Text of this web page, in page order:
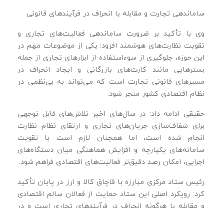
ساماندهی تجارت و مقابله با انحراف در فرآیندهای قانونی
وی با تأکید بر ضرورت ساماندهی فعالیت‌های تجاری و
تقویت نظارت‌های هوشمند افزود: یکی از موضوعات مهم در
این حوزه، جلوگیری از سوءاستفاده از ابزارهای تجاری از جمله
بسترهایی مانند کارت‌های بازرگانی و ایجاد انحراف در
مسیرهای قانونی تجارت است که می‌تواند به بی‌نظمی در
نظام اقتصادی کشور منجر شود.
حقیقی ادامه داد: در سال‌های اخیر تلاش‌های قابل توجهی
برای شفاف‌سازی جریان‌های تجاری و ارتقای نظام نظارت
انجام شده است، اما همچنان لازم است با تقویت
سامانه‌های یکپارچه و افزایش هماهنگی میان دستگاه‌های
اجرایی، امکان رصد دقیق‌تر فعالیت‌های اقتصادی فراهم شود.
رئیس ستاد مرکزی مبارزه با قاچاق کالا و ارز در پایان تأکید
کرد: رویکرد اصلی این ستاد حمایت از فعالان سالم اقتصادی